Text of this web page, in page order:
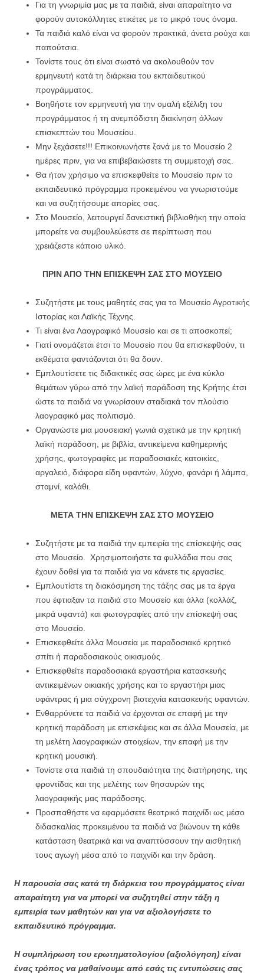
Για τη γνωριμία μας με τα παιδιά, είναι απαραίτητο να
φορούν αυτοκόλλητες ετικέτες με το μικρό τους όνομα.
Τα παιδιά καλό είναι να φορούν πρακτικά, άνετα ρούχα και
παπούτσια.
Τονίστε τους ότι είναι σωστό να ακολουθούν τον
ερμηνευτή κατά τη διάρκεια του εκπαιδευτικού
προγράμματος.
Βοηθήστε τον ερμηνευτή για την ομαλή εξέλιξη του
προγράμματος ή τη ανεμπόδιστη διακίνηση άλλων
επισκεπτών του Μουσείου.
Μην ξεχάσετε!!! Επικοινωνήστε ξανά με το Μουσείο 2
ημέρες πριν, για να επιβεβαιώσετε τη συμμετοχή σας.
Θα ήταν χρήσιμο να επισκεφθείτε το Μουσείο πριν το
εκπαιδευτικό πρόγραμμα προκειμένου να γνωριστούμε
και να συζητήσουμε απορίες σας.
Στο Μουσείο, λειτουργεί δανειστική βιβλιοθήκη την οποία
μπορείτε να συμβουλεύεστε σε περίπτωση που
χρειάζεστε κάποιο υλικό.
ΠΡΙΝ ΑΠΟ ΤΗΝ ΕΠΙΣΚΕΨΗ ΣΑΣ ΣΤΟ ΜΟΥΣΕΙΟ
Συζητήστε με τους μαθητές σας για το Μουσείο Αγροτικής
Ιστορίας και Λαϊκής Τέχνης.
Τι είναι ένα Λαογραφικό Μουσείο και σε τι αποσκοπεί;
Γιατί ονομάζεται έτσι το Μουσείο που θα επισκεφθούν, τι
εκθέματα φαντάζονται ότι θα δουν.
Εμπλουτίσετε τις διδακτικές σας ώρες με ένα κύκλο
θεμάτων γύρω από την λαϊκή παράδοση της Κρήτης έτσι
ώστε τα παιδιά να γνωρίσουν σταδιακά τον πλούσιο
λαογραφικό μας πολιτισμό.
Οργανώστε μια μουσειακή γωνιά σχετικά με την κρητική
λαϊκή παράδοση, με βιβλία, αντικείμενα καθημερινής
χρήσης, φωτογραφίες με παραδοσιακές κατοικίες,
αργαλειό, διάφορα είδη υφαντών, λύχνο, φανάρι ή λάμπα,
σταμνί, καλάθι.
ΜΕΤΑ ΤΗΝ ΕΠΙΣΚΕΨΗ ΣΑΣ ΣΤΟ ΜΟΥΣΕΙΟ
Συζητήστε με τα παιδιά την εμπειρία της επίσκεψής σας
στο Μουσείο. Χρησιμοποιήστε τα φυλλάδια που σας
έχουν δοθεί για τα παιδιά για να κάνετε τις εργασίες.
Εμπλουτίστε τη διακόσμηση της τάξης σας με τα έργα
που έφτιαξαν τα παιδιά στο Μουσείο και άλλα (κολλάζ,
μικρά υφαντά) και φωτογραφίες από την επίσκεψή σας
στο Μουσείο.
Επισκεφθείτε άλλα Μουσεία με παραδοσιακό κρητικό
σπίτι ή παραδοσιακούς οικισμούς.
Επισκεφθείτε παραδοσιακά εργαστήρια κατασκευής
αντικειμένων οικιακής χρήσης και το εργαστήρι μιας
υφάντρας ή μια σύγχρονη βιοτεχνία κατασκευής υφαντών.
Ενθαρρύνετε τα παιδιά να έρχονται σε επαφή με την
κρητική παράδοση με επισκέψεις και σε άλλα Μουσεία, με
τη μελέτη λαογραφικών στοιχείων, την επαφή με την
κρητική μουσική.
Τονίστε στα παιδιά τη σπουδαιότητα της διατήρησης, της
φροντίδας και της μελέτης των θησαυρών της
λαογραφικής μας παράδοσης.
Προσπαθήστε να εφαρμόσετε θεατρικό παιχνίδι ως μέσο
διδασκαλίας προκειμένου τα παιδιά να βιώνουν τη κάθε
κατάσταση θεατρικά και να αναπτύσσουν την αισθητική
τους αγωγή μέσα από το παιχνίδι και την δράση.
Η παρουσία σας κατά τη διάρκεια του προγράμματος είναι
απαραίτητη για να μπορεί να συζητηθεί στην τάξη η
εμπειρία των μαθητών και για να αξιολογήσετε το
εκπαιδευτικό πρόγραμμα.
Η συμπλήρωση του ερωτηματολογίου (αξιολόγηση) είναι
ένας τρόπος να μαθαίνουμε από εσάς τις εντυπώσεις σας